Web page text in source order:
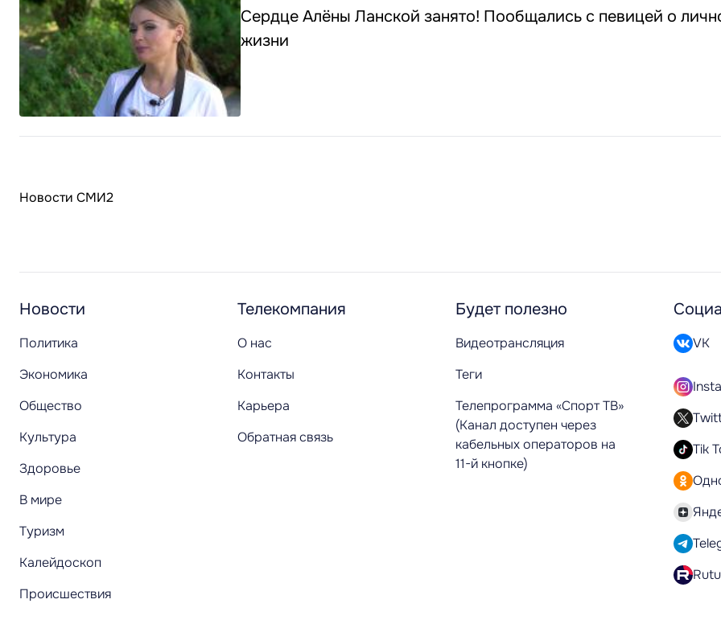
Сердце Алёны Ланской занято! Пообщались с певицей о
жизни
Новости СМИ2
Новости
Политика
Экономика
Общество
Культура
Здоровье
В мире
Туризм
Калейдоскоп
Происшествия
Телекомпания
О нас
Контакты
Карьера
Обратная связь
Будет полезно
Видеотрансляция
Теги
Телепрограмма «Спорт ТВ»
(Канал доступен через
кабельных операторов на
11-й кнопке)
VK
Tik